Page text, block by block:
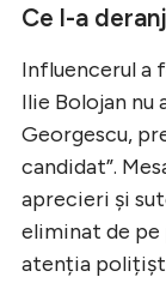
Ce l-a
Influencerul a
Ilie Bolojan nu
Georgescu,
candidat”.
aprecieri și
eliminat de pe
atenția